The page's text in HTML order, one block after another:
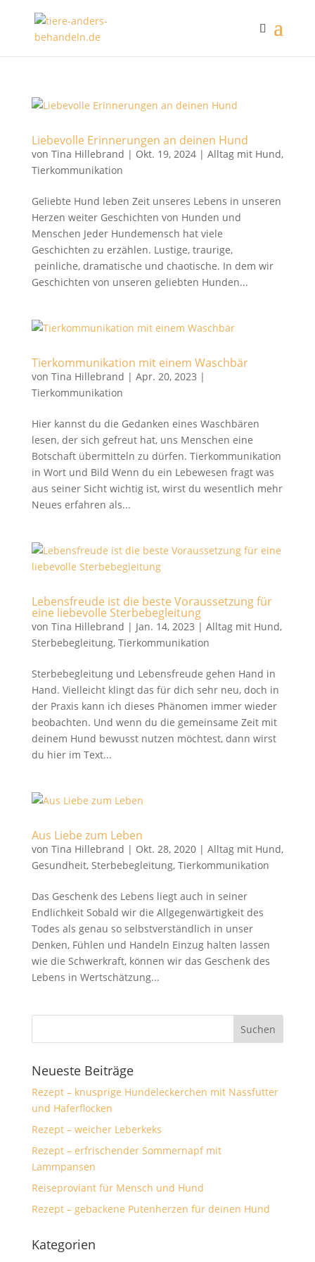
Liebevolle Erinnerungen an deinen Hund
von Tina Hillebrand | Okt. 19, 2024| Alltag mit Hund,
Tierkommunikation
Geliebte Hund leben Zeit unseres Lebens in unseren
Herzen weiter Geschichten von Hunden und
Menschen Jeder Hundemensch hat viele
Geschichten zu erzählen. Lustige, traurige,
peinliche, dramatische und chaotische. In dem wir
Geschichten von unseren geliebten Hunden...
Tierkommunikation mit einem Waschbär
von Tina Hillebrand | Apr. 20, 2023 |
Tierkommunikation
Hier kannst du die Gedanken eines Waschbären
lesen, der sich gefreut hat, uns Menschen eine
Botschaft übermitteln zu dürfen. Tierkommunikation
in Wort und Bild Wenn du ein Lebewesen fragt was
aus seiner Sicht wichtig ist, wirst du wesentlich mehr
Neues erfahren als...
Lebensfreude ist die beste Voraussetzung für
eine liebevolle Sterbebegleitung
von Tina Hillebrand | Jan. 14, 2023 | Alltag mit Hund,
Sterbebegleitung, Tierkommunikation
Sterbebegleitung und Lebensfreude gehen Hand in
Hand. Vielleicht klingt das für dich sehr neu, doch in
der Praxis kann ich dieses Phänomen immer wieder
beobachten. Und wenn du die gemeinsame Zeit mit
deinem Hund bewusst nutzen möchtest, dann wirst
du hier im Text...
Aus Liebe zum Leben
von Tina Hillebrand | Okt. 28, 2020| Alltag mit Hund,
Gesundheit, Sterbebegleitung, Tierkommunikation
Das Geschenk des Lebens liegt auch in seiner
Endlichkeit Sobald wir die Allgegenwärtigkeit des
Todes als genau so selbstverständlich in unser
Denken, Fühlen und Handeln Einzug halten lassen
wie die Schwerkraft, können wir das Geschenk des
Lebens in Wertschätzung...
Neueste Beiträge
Rezept – knusprige Hundeleckerchen mit Nassfutter
und Haferflocken
Rezept – weicher Leberkeks
Rezept – erfrischender Sommernapf mit
Lammpansen
Reiseproviant für Mensch und Hund
Rezept – gebackene Putenherzen für deinen Hund
Kategorien